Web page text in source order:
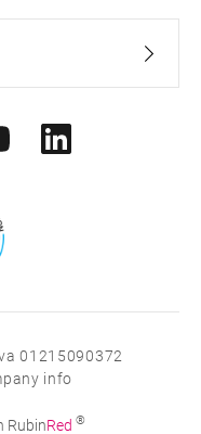
01215090372
info
RubinRed ®